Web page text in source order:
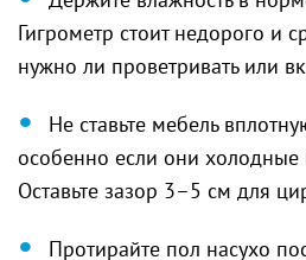
Гигрометр стоит недорого и
нужно ли проветривать или
Не ставьте мебель
особенно если они холодные
Оставьте зазор 3–5 см для
Протирайте пол насухо